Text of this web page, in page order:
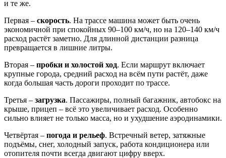
и те же.
Первая – скорость. На трассе машина может быть очень
экономичной при спокойных 90–100 км/ч, но на 120–140 км/ч
расход растёт заметно. Для длинной дистанции разница
превращается в лишние литры.
Вторая – пробки и холостой ход. Если маршрут включает
крупные города, средний расход на всём пути растёт, даже
когда большая часть дороги проходит по трассе.
Третья – загрузка. Пассажиры, полный багажник, автобокс на
крыше, прицеп – всё это увеличивает расход. Особенно
сильно влияет не только масса, но и ухудшение аэродинамики.
Четвёртая – погода и рельеф. Встречный ветер, затяжные
подъёмы, снег, холодный запуск, работа кондиционера или
отопителя почти всегда двигают цифру вверх.